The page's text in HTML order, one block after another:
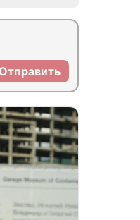
Отправить